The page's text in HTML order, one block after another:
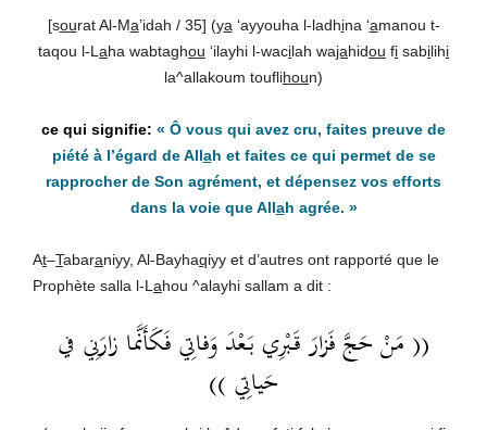
[sourat Al-Ma’idah / 35] (ya ‘ayyouha l-ladhina ‘amanou t-
taqou l-L aha wabtaghou ‘ilayhi l-wacilah wajahidou fi sabilihi
la^allakoum touflihoun)
« Ô vous qui avez cru, faites preuve de
piété à l’égard de Allah et faites ce qui permet de se
rapprocher de Son agrément, et dépensez vos efforts
dans la voie que Allah agrée. »
At–Tabaraniyy, Al-Bayhaqiyy et d’autres ont rapporté que le
Prophète salla l-L ahou ^alayhi sallam a dit :
(( مَنْ حَجَّ فَزارَ قَبْرِي بَعْدَ وَفاتِي فَكَأَنَّما زارَنِي في
حَياتِي ))